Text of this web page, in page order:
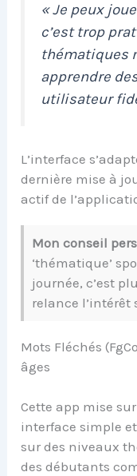
« Je peux
c’est trop
thématiques
apprendre
utilisateur
L’interface
dernière mise à
actif de
Mon conseil
‘thématique’
journée, c’est
relance l’intérêt
Mots Fléchés
âges
Cette app mise
interface simple
sur des niveaux
des débutants